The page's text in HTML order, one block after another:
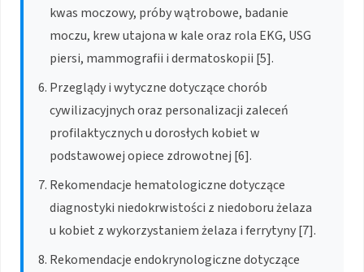
kwas moczowy, próby wątrobowe, badanie
moczu, krew utajona w kale oraz rola EKG, USG
piersi, mammografii i dermatoskopii [5].
Przeglądy i wytyczne dotyczące chorób
cywilizacyjnych oraz personalizacji zaleceń
profilaktycznych u dorosłych kobiet w
podstawowej opiece zdrowotnej [6].
Rekomendacje hematologiczne dotyczące
diagnostyki niedokrwistości z niedoboru żelaza
u kobiet z wykorzystaniem żelaza i ferrytyny [7].
Rekomendacje endokrynologiczne dotyczące